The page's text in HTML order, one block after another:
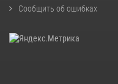
Сообщить об ошибках